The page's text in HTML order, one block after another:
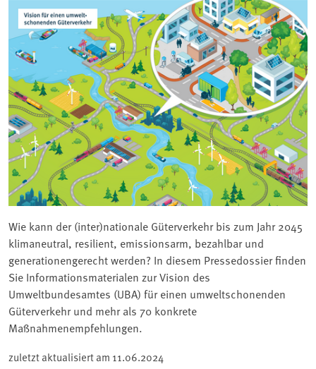
Wie kann der (inter)nationale Güterverkehr bis zum Jahr 2045
klimaneutral, resilient, emissionsarm, bezahlbar und
generationengerecht werden? In diesem Pressedossier finden
Sie Informationsmaterialen zur Vision des
Umweltbundesamtes (UBA) für einen umweltschonenden
Güterverkehr und mehr als 70 konkrete
Maßnahmenempfehlungen.
zuletzt aktualisiert am 11.06.2024